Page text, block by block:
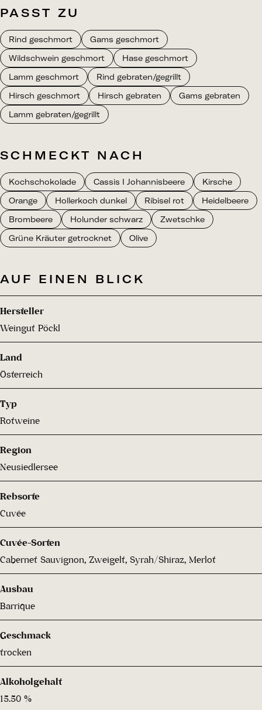
PASST ZU
Rind geschmort
Gams geschmort
Wildschwein geschmort
Hase geschmort
Lamm geschmort
Rind gebraten/gegrillt
Hirsch geschmort
Hirsch gebraten
Gams gebraten
Lamm gebraten/gegrillt
SCHMECKT NACH
Kochschokolade Cassis I Johannisbeere
Kirsche
Orange
Hollerkoch dunkel Ribisel rot
Heidelbeere
Brombeere
Holunder schwarz
Zwetschke
Grüne Kräuter getrocknet
Olive
AUF EINEN BLICK
Hersteller
Weingut Pöckl
Land
Österreich
Typ
Rotweine
Region
Neusiedlersee
Rebsorte
Cuvée
Cuvée-Sorten
Cabernet Sauvignon, Zweigelt, Syrah/Shiraz, Merlot
Ausbau
Barrique
Geschmack
trocken
Alkoholgehalt
15.50 %